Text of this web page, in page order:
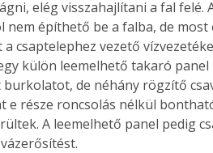
elég visszahajlítani a fal felé.
építhető be a falba, de most
csaptelephez vezető
külön leemelhető takaró panel
de néhány rögzítő
része roncsolás nélkül
A leemelhető panel pedig